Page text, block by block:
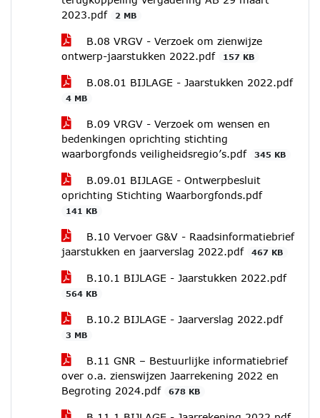
2023.pdf
2 MB
B.08 VRGV - Verzoek om zienwijze
ontwerp-jaarstukken 2022.pdf
157 KB
B.08.01 BIJLAGE - Jaarstukken 2022.pdf
4 MB
B.09 VRGV - Verzoek om wensen en
bedenkingen oprichting stichting
waarborgfonds veiligheidsregio’s.pdf
345 KB
B.09.01 BIJLAGE - Ontwerpbesluit
oprichting Stichting Waarborgfonds.pdf
141 KB
B.10 Vervoer G&V - Raadsinformatiebrief
jaarstukken en jaarverslag 2022.pdf
467 KB
B.10.1 BIJLAGE - Jaarstukken 2022.pdf
564 KB
B.10.2 BIJLAGE - Jaarverslag 2022.pdf
3 MB
B.11 GNR – Bestuurlijke informatiebrief
over o.a. zienswijzen Jaarrekening 2022 en
Begroting 2024.pdf
678 KB